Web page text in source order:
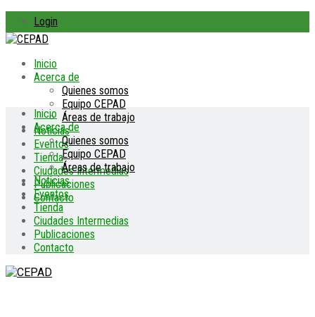
Login
Inicio
Acerca de
Quienes somos
Equipo CEPAD
Áreas de trabajo
Noticias
Eventos
Tienda
Ciudades Intermedias
Publicaciones
Contacto
Inicio
Acerca de
Quienes somos
Equipo CEPAD
Áreas de trabajo
Noticias
Eventos
Tienda
Ciudades Intermedias
Publicaciones
Contacto